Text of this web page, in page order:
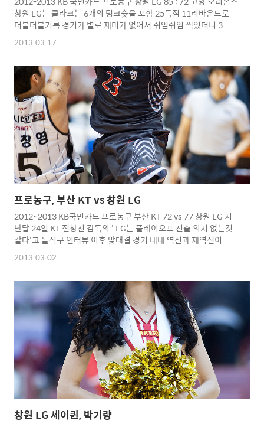
창원 LG는 클라크는 6개의 덩크슛을 포함 25득점 11리바운드로
더블더블기록 경기가 별로 재미가 없어서 쉬엄쉬엄 찍었더니 3개를
놓쳤군요...ㅋ 여태껏 농구장와서찍은 사진중 최소 셔터수를 기록
한듯...ㄷㄷㄷㄷ 요즘 농구가 영 재미가 없군요... 창원 원정도 오늘
에 패쓰... Copyright 2012. toodur2 All pictures cannot be
copied without permission. Copyright 2012. toodur2 All
pictures cannot be copied without permission.
2013.03.17
프로농구, 부산 KT vs 창원 LG
2012~2013 KB국민카드 프로농구 부산 KT 72 vs 77 창원 LG 지
난달 24일 KT 전창진 감독의 ' LG는 플레이오프 진출 의지 없는것
같다'고 돌직구 인터뷰 이후 맞대결 경기 내내 역전과 재역전이 반
복... KT는 4쿼터 중반 제스퍼 존슨의 3점슛으로 60-59로 역전으
나, 존슨이 드리블 하다가 정창영의 스틸에 이은 클라크에게 3득
는 3점슛 10개를 집중시키며 77-72로 승리 오늘도 너무 재미없는
경기 꼭 지는 경기를 하는 분위기 니가 가라~ 6강 플에이 오프...ㅋ
ㅋㅋㅋㅋㅋㅋㅋㅋㅋㅋ Copyright 2012. toodur2 All pictures
cannot be copied without permissi..
2013.03.02
창원 LG 세이퀸, 박기량